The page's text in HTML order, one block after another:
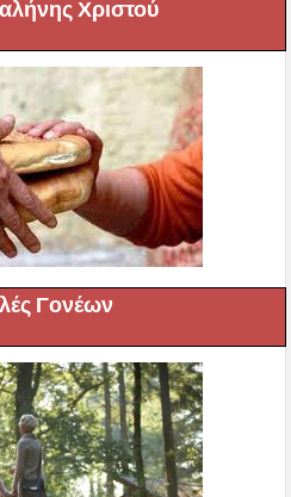
Χριστού
Γονέων